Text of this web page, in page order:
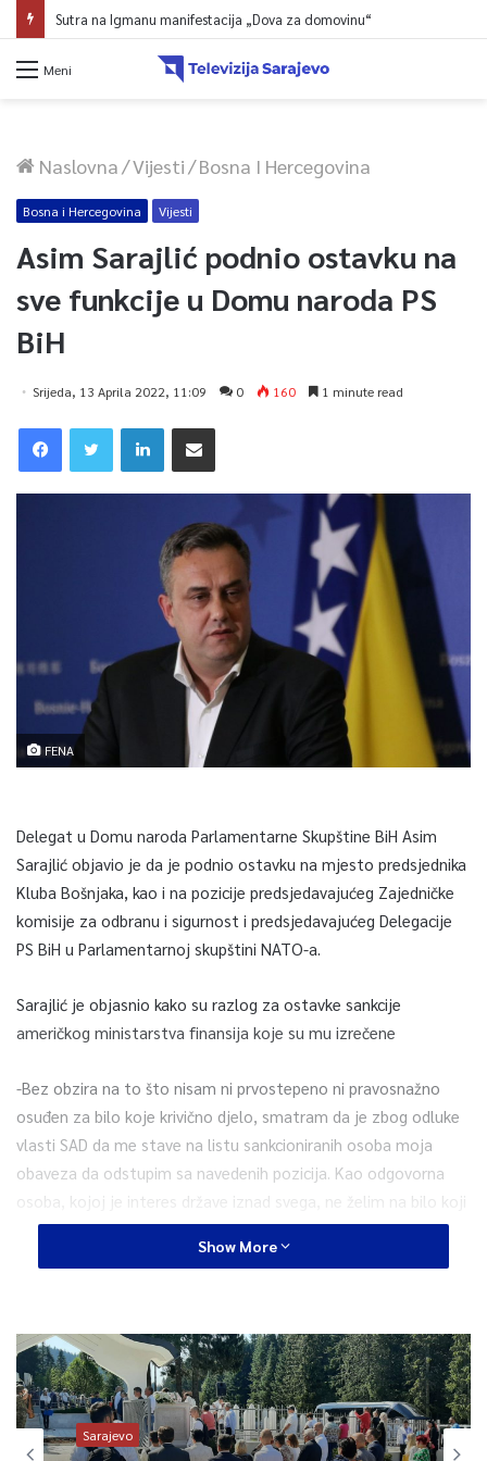
Sutra na Igmanu manifestacija „Dova za domovinu“
Meni
Naslovna/Vijesti/Bosna I Hercegovina
Bosna i Hercegovina Vijesti
Asim Sarajlić podnio ostavku na
sve funkcije u Domu naroda PS
BiH
Srijeda, 13 Aprila 2022, 11:09 0 160 1 minute read
FENA
Delegat u Domu naroda Parlamentarne Skupštine BiH Asim
Sarajlić objavio je da je podnio ostavku na mjesto predsjednika
Kluba Bošnjaka, kao i na pozicije predsjedavajućeg Zajedničke
komisije za odbranu i sigurnost i predsjedavajućeg Delegacije
PS BiH u Parlamentarnoj skupštini NATO-a.
Sarajlić je objasnio kako su razlog za ostavke sankcije
američkog ministarstva finansija koje su mu izrečene
-Bez obzira na to što nisam ni prvostepeno ni pravosnažno
osuđen za bilo koje krivično djelo, smatram da je zbog odluke
vlasti SAD da me stave na listu sankcioniranih osoba moja
obaveza da odstupim sa navedenih pozicija. Kao odgovorna
osoba, kojoj je interes države iznad svega, ne želim na bilo koji
način biti smetnja u realizaciji zajedničkih strateških planova i
partnerstva Bosne i Hercegovine i Sjedinjenih Američkih Država,
Sjedinjene Američke Države su, kako ističe, dugogodišnji istinski
prijatelj i strateški partner Bosne i Hercegovine i nijedan
pojedinac ne treba da bude prepreka za nastavak saradnje.
-U odluci Ministarstva finansija SAD izneseno je niz proizvoljnih
Show More
Sarajevo